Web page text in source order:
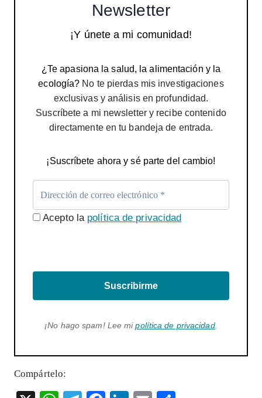
Newsletter
¡Y únete a mi comunidad!
¿Te apasiona la salud, la alimentación y la
ecología? No te pierdas mis investigaciones
exclusivas y análisis en profundidad.
Suscríbete a mi newsletter y recibe contenido
directamente en tu bandeja de entrada.
¡Suscríbete ahora y sé parte del cambio!
Acepto la política de privacidad
Suscribirme
¡No hago spam! Lee mipolítica de privacidad.
Compártelo: